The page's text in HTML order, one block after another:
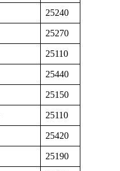
25240
25270
25110
25440
25150
25110
25420
25190